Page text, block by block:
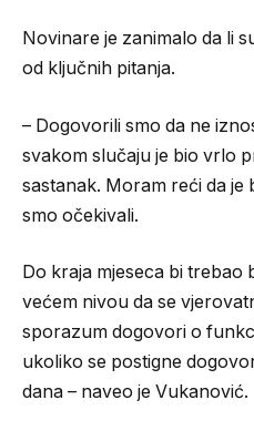
Novinare je zanimalo da li
od ključnih pitanja.
– Dogovorili smo da ne
svakom slučaju je bio vrlo
sastanak. Moram reći da je
smo očekivali.
Do kraja mjeseca bi trebao
većem nivou da se
sporazum dogovori o
ukoliko se postigne
dana – naveo je Vukanović.